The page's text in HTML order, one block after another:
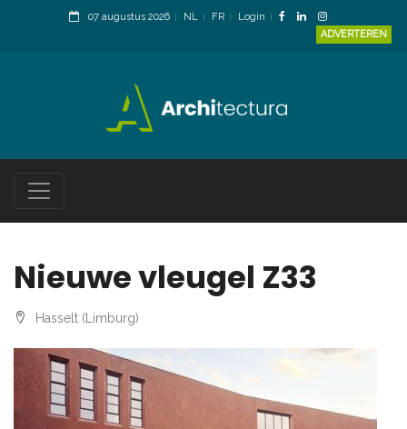
07 augustus 2026 NL FR
Login
ADVERTEREN
Nieuwe vleugel Z33
Hasselt (Limburg)